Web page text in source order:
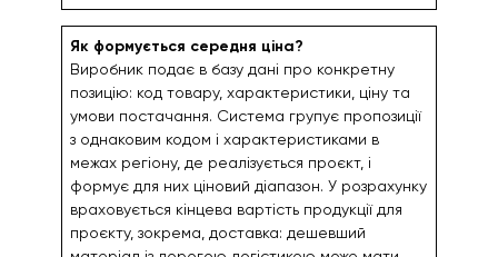
Як формується середня ціна?
Виробник подає в базу дані про конкретну
позицію: код товару, характеристики, ціну та
умови постачання. Система групує пропозиції
з однаковим кодом і характеристиками в
межах регіону, де реалізується проєкт, і
формує для них ціновий діапазон. У розрахунку
враховується кінцева вартість продукції для
проєкту, зокрема, доставка: дешевший